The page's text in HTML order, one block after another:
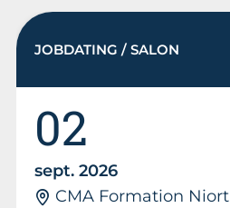
02
sept. 2026
CMA Formation Niort
JOBDATING / SALON